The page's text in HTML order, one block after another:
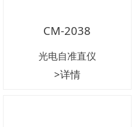
CM-2038
光电自准直仪
>详情